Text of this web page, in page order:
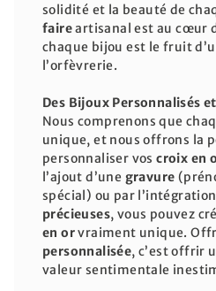
solidité et la beauté de
faireartisanal est au cœur
chaque bijou est le fruit
l’orfèvrerie.
Des Bijoux Personnalisés
Nous comprenons que
unique, et nous offrons la
personnaliser voscroix en
l’ajout d’une gravure
spécial) ou par
précieuses, vous pouvez
en orvraiment unique.
personnalisée, c’est offrir
valeur sentimentale